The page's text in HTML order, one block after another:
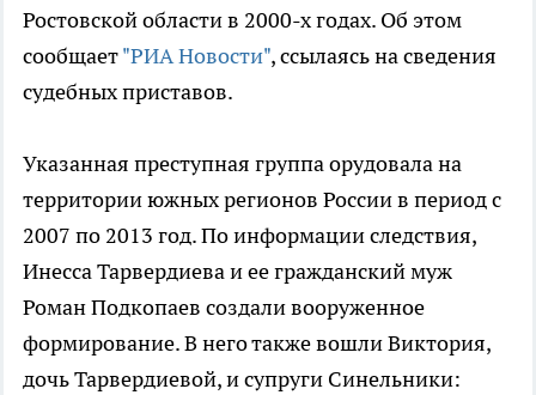
Ростовской области в 2000-х годах. Об этом
сообщает"РИА Новости", ссылаясь на сведения
судебных приставов.
Указанная преступная группа орудовала на
территории южных регионов России в период с
2007 по 2013 год. По информации следствия,
Инесса Тарвердиева и ее гражданский муж
Роман Подкопаев создали вооруженное
формирование. В него также вошли Виктория,
дочь Тарвердиевой, и супруги Синельники: